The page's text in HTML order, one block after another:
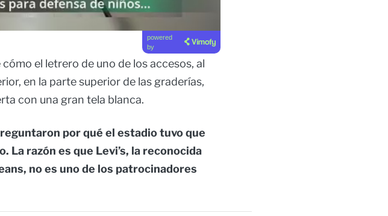
powered
by
el letrero de uno de los accesos, al
en la parte superior de las graderías,
con una gran tela blanca.
por qué el estadio tuvo que
La razón es que Levi’s, la reconocida
no es uno de los patrocinadores